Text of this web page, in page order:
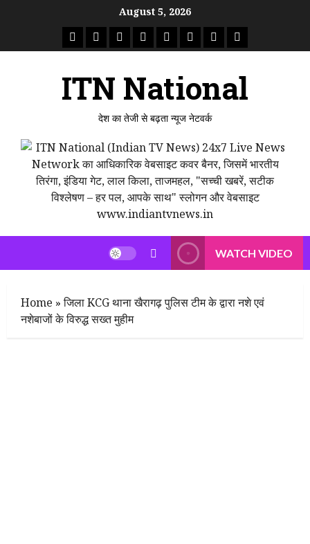
August 5, 2026
राष्ट्रीयताजा
उत्तर
मध्य
राजस्थान
पंजाब गुजरातमहाराष्ट्र
ITN National
देश का तेजी से बढ़ता न्यूज नेटवर्क
WATCH VIDEO
Home »जिला KCG थाना खैरागढ़ पुलिस टीम के द्वारा नशे एवं
नशेबाजों के विरुद्ध सख्त मुहीम